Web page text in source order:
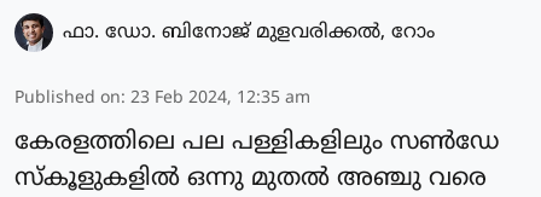
ഫാ. ഡോ. ബിനോജ് മുളവരിക്കല്‍, റോം
Published on: 23 Feb 2024, 12:35 am
കേരളത്തിലെ പല പള്ളികളിലും സണ്‍ഡേ
സ്‌കൂളുകളില്‍ ഒന്നു മുതല്‍ അഞ്ചു വരെ